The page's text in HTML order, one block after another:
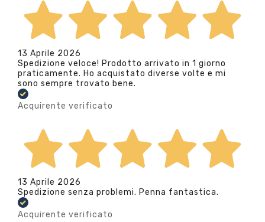
13 Aprile 2026
Spedizione veloce! Prodotto arrivato in 1 giorno
praticamente. Ho acquistato diverse volte e mi
sono sempre trovato bene.
Acquirente verificato
13 Aprile 2026
Spedizione senza problemi. Penna fantastica.
Acquirente verificato